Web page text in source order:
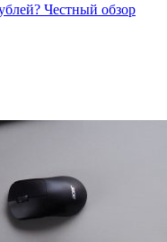
Честный обзор